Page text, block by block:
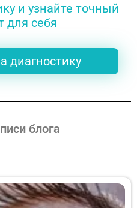
и узнайте точный
для себя
диагностику
блога